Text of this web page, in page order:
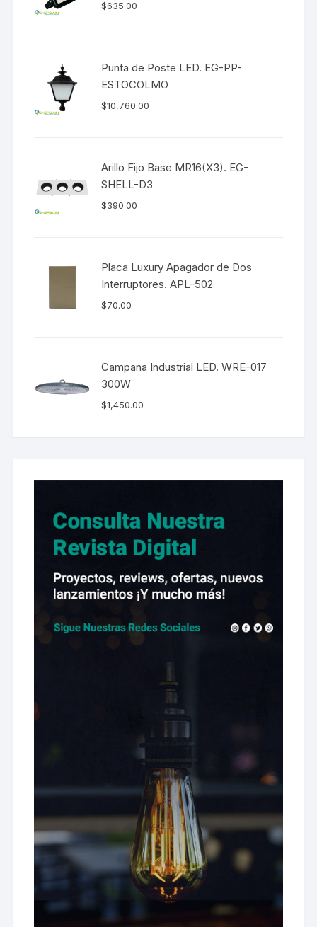
$635.00
Punta de Poste LED. EG-PP-
ESTOCOLMO
$10,760.00
Arillo Fijo Base MR16(X3). EG-
SHELL-D3
$390.00
Placa Luxury Apagador de Dos
Interruptores. APL-502
$70.00
Campana Industrial LED. WRE-017
300W
$1,450.00